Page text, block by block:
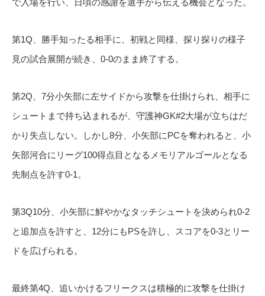
で入場を行い、日頃の感謝を選手から伝える機会となった。
第1Q、勝手知ったる相手に、初戦と同様、探り探りの様子
見の試合展開が続き、0-0のまま終了する。
第2Q、7分小矢部に左サイドから攻撃を仕掛けられ、相手に
シュートまで持ち込まれるが、守護神GK#2大場が立ちはだ
かり失点しない。しかし8分、小矢部にPCを奪われると、小
矢部河合にリーグ100得点目となるメモリアルゴールとなる
先制点を許す0-1。
第3Q10分、小矢部に鮮やかなタッチシュートを決められ0-2
と追加点を許すと、12分にもPSを許し、スコアを0-3とリー
ドを広げられる。
最終第4Q、追いかけるフリークスは積極的に攻撃を仕掛け